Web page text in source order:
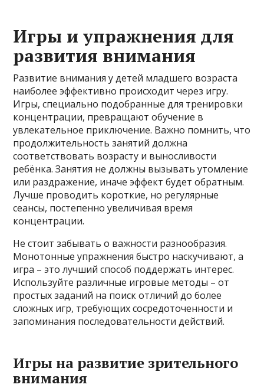
Игры и упражнения для
развития внимания
Развитие внимания у детей младшего возраста
наиболее эффективно происходит через игру.
Игры, специально подобранные для тренировки
концентрации, превращают обучение в
увлекательное приключение. Важно помнить, что
продолжительность занятий должна
соответствовать возрасту и выносливости
ребёнка. Занятия не должны вызывать утомление
или раздражение, иначе эффект будет обратным.
Лучше проводить короткие, но регулярные
сеансы, постепенно увеличивая время
концентрации.
Не стоит забывать о важности разнообразия.
Монотонные упражнения быстро наскучивают, а
игра – это лучший способ поддержать интерес.
Используйте различные игровые методы – от
простых заданий на поиск отличий до более
сложных игр, требующих сосредоточенности и
запоминания последовательности действий.
Игры на развитие зрительного
внимания